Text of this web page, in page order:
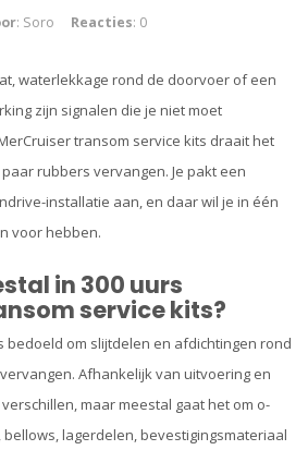
: Soro Reacties: 0
waterlekkage rond de doorvoer of een
zijn signalen die je niet moet
transom service kits draait het
rubbers vervangen. Je pakt een
installatie aan, en daar wil je in één
voor hebben.
in 300 uurs
service kits?
bedoeld om slijtdelen en afdichtingen rond
Afhankelijk van uitvoering en
maar meestal gaat het om o-
lagerdelen, bevestigingsmateriaal